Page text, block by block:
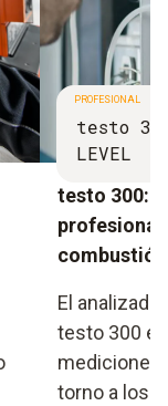
PROFESIONAL
testo
LEVEL
testo 300:
profesional
El
testo 300
mediciones
torno a los